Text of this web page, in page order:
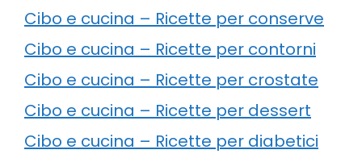
Cibo e cucina – Ricette per conserve
Cibo e cucina – Ricette per contorni
Cibo e cucina – Ricette per crostate
Cibo e cucina – Ricette per dessert
Cibo e cucina – Ricette per diabetici